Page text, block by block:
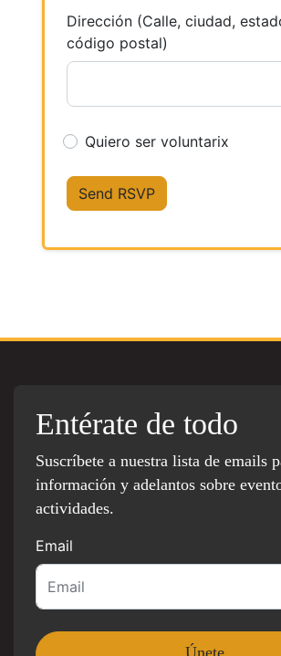
Dirección (Calle, ciudad,
código postal)
Quiero ser voluntarix
Entérate de todo
Suscríbete a nuestra lista de emails
información y adelantos sobre
actividades.
Email